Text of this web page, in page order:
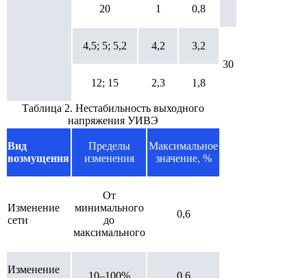
20 1 0,8
4,5; 5; 5,2 4,2
3,2
30
12; 15
2,3 1,8
Таблица 2. Нестабильность выходного
напряжения УИВЭ
Вид
возмущения
Пределы
изменения
Максимальное
значение, %
Изменение
сети
От
минимального
до
максимального
0,6
Изменение